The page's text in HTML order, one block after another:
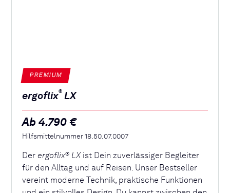
PREMIUM
ergoflix® LX
Ab 4.790 €
Hilfsmittelnummer 18.50.07.0007
Derergoflix® LX ist Dein zuverlässiger Begleiter
für den Alltag und auf Reisen. Unser Bestseller
vereint moderne Technik, praktische Funktionen